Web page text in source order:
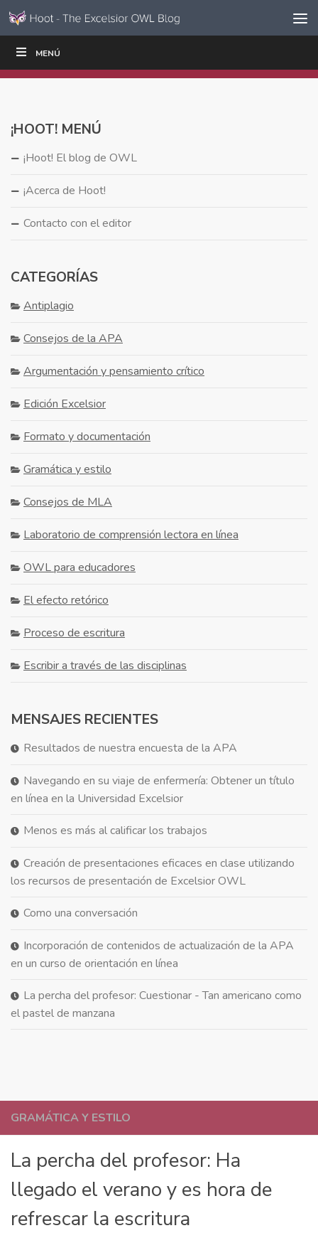
Ir al contenido
navegación
MENÚ
GRAMÁTICA Y ESTILO
La percha del profesor: Ha
llegado el verano y es hora de
refrescar la escritura
ESCRIBIR
¡HOOT! MENÚ
¡Hoot! El blog de OWL
¡Acerca de Hoot!
Contacto con el editor
CATEGORÍAS
Antiplagio
Consejos de la APA
Argumentación y pensamiento crítico
Edición Excelsior
Formato y documentación
Gramática y estilo
Consejos de MLA
Laboratorio de comprensión lectora en línea
OWL para educadores
El efecto retórico
Proceso de escritura
Escribir a través de las disciplinas
MENSAJES RECIENTES
Resultados de nuestra encuesta de la APA
Navegando en su viaje de enfermería: Obtener un título
en línea en la Universidad Excelsior
Menos es más al calificar los trabajos
Creación de presentaciones eficaces en clase utilizando
los recursos de presentación de Excelsior OWL
Como una conversación
Incorporación de contenidos de actualización de la APA
en un curso de orientación en línea
La percha del profesor: Cuestionar - Tan americano como
el pastel de manzana